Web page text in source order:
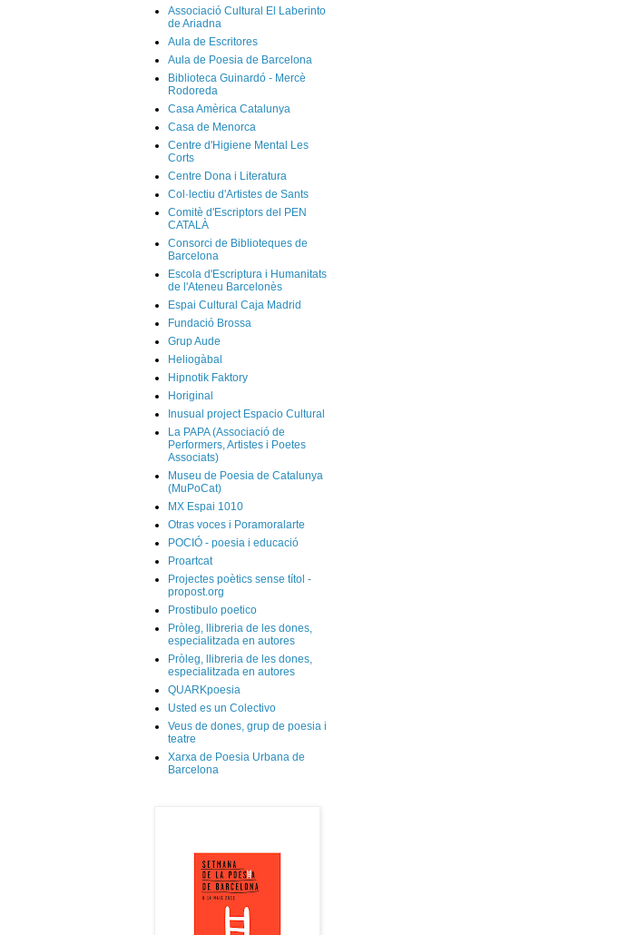
Associació Cultural El Laberinto
de Ariadna
Aula de Escritores
Aula de Poesia de Barcelona
Biblioteca Guinardó - Mercè
Rodoreda
Casa Amèrica Catalunya
Casa de Menorca
Centre d'Higiene Mental Les
Corts
Centre Dona i Literatura
Col·lectiu d'Artistes de Sants
Comitè d'Escriptors del PEN
CATALÀ
Consorci de Biblioteques de
Barcelona
Escola d'Escriptura i Humanitats
de l'Ateneu Barcelonès
Espai Cultural Caja Madrid
Fundació Brossa
Grup Aude
Heliogàbal
Hipnotik Faktory
Horiginal
Inusual project Espacio Cultural
La PAPA (Associació de
Performers, Artistes i Poetes
Associats)
Museu de Poesia de Catalunya
(MuPoCat)
MX Espai 1010
Otras voces i Poramoralarte
POCIÓ - poesia i educació
Proartcat
Projectes poètics sense títol -
propost.org
Prostibulo poetico
Pròleg, llibreria de les dones,
especialitzada en autores
Pròleg, llibreria de les dones,
especialitzada en autores
QUARKpoesia
Usted es un Colectivo
Veus de dones, grup de poesia i
teatre
Xarxa de Poesia Urbana de
Barcelona